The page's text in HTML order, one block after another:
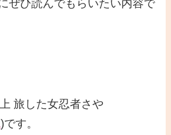
ぜひ読んでもらいたい内容で
旅した女忍者さや
)です。